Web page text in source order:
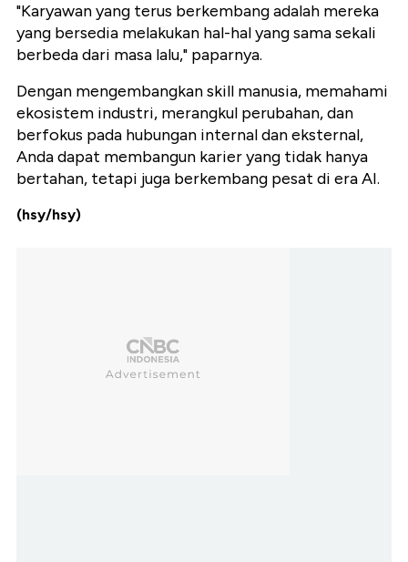
"Karyawan yang terus berkembang adalah mereka
yang bersedia melakukan hal-hal yang sama sekali
berbeda dari masa lalu," paparnya.
Dengan mengembangkan skill manusia, memahami
ekosistem industri, merangkul perubahan, dan
berfokus pada hubungan internal dan eksternal,
Anda dapat membangun karier yang tidak hanya
bertahan, tetapi juga berkembang pesat di era AI.
(hsy/hsy)